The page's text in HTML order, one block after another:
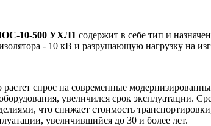
10-500 УХЛ1 содержит в себе тип и
- 10 кВ и разрушающую нагрузку на
растет спрос на современные
увеличился срок эксплуатации.
что снижает стоимость
увеличившийся до 30 и более лет.